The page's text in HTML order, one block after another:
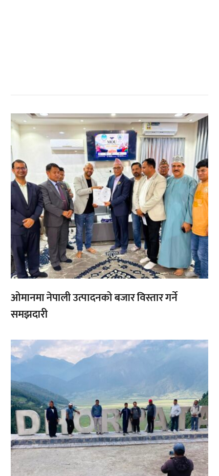
,,
ओमानमा नेपाली उत्पादनको बजार विस्तार गर्ने
समझदारी
,,